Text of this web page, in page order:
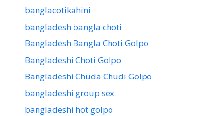
banglacotikahini
bangladesh bangla choti
Bangladesh Bangla Choti Golpo
Bangladeshi Choti Golpo
Bangladeshi Chuda Chudi Golpo
bangladeshi group sex
bangladeshi hot golpo